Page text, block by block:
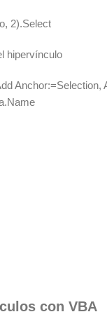
2).Select
hipervínculo
con VBA